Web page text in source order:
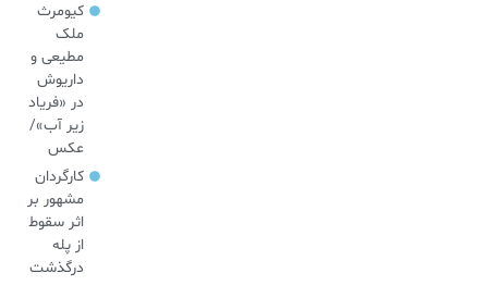
کیومرث
ملک
مطیعی و
داریوش
در «فریاد
زیر آب»/
عکس
کارگردان
مشهور بر
اثر سقوط
از پله
درگذشت